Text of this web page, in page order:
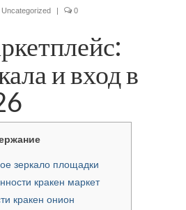
Uncategorized 0
и вход в
зеркало площадки
кракен маркет
кракен онион